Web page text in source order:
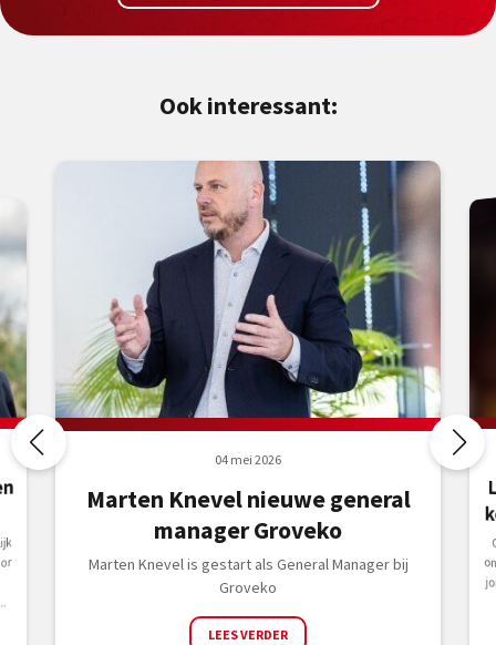
Ook interessant:
04 mei 2026
Marten Knevel nieuwe general
manager Groveko
Marten Knevel is gestart als General Manager bij
Groveko
LEES VERDER